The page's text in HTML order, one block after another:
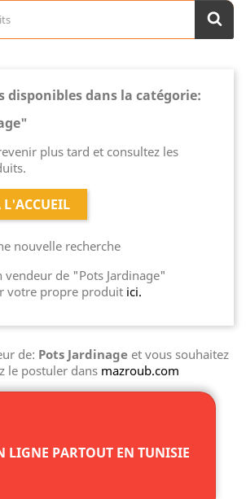
disponibles dans la catégorie:
plus tard et consultez les
L'ACCUEIL
nouvelle recherche
vendeur de "Pots Jardinage"
votre propre produit ici.
de: Pots Jardinage et vous souhaitez
le postuler dans mazroub.com
LIGNE PARTOUT EN TUNISIE